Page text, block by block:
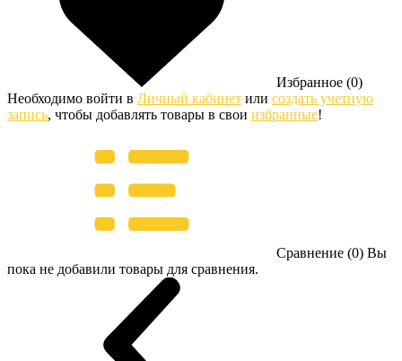
Избранное (0)
Необходимо войти в Личный кабинет или создать учетную
запись, чтобы добавлять товары в свои избранные!
Сравнение (0) Вы
пока не добавили товары для сравнения.